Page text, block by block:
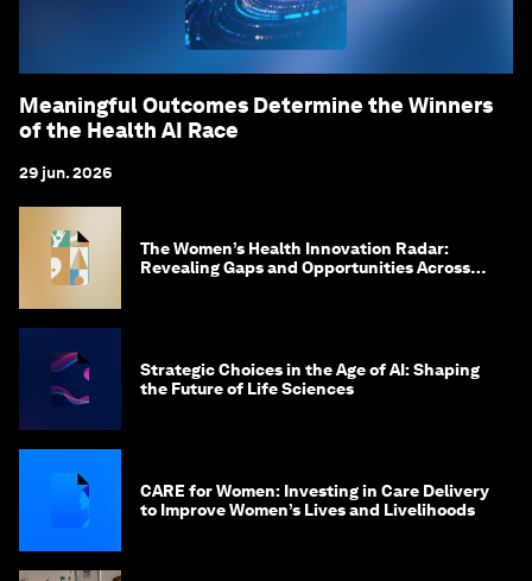
Meaningful Outcomes Determine the Winners
of the Health AI Race
29 jun. 2026
The Women’s Health Innovation Radar:
Revealing Gaps and Opportunities Across
Strategic Choices in the Age of AI: Shaping
the Future of Life Sciences
CARE for Women: Investing in Care Delivery
to Improve Women’s Lives and Livelihoods